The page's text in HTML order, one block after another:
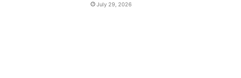
July 29, 2026